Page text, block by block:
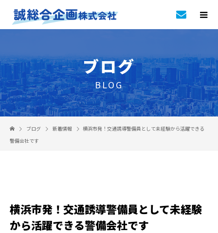
ブログ
BLOG
ブログ 新着情報
横浜市発！交通誘導警備員として未経験から活躍できる
警備会社です
横浜市発！交通誘導警備員として未経験
から活躍できる警備会社です